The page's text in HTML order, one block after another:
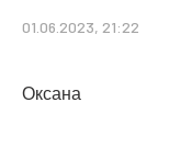
01.06.2023, 21:22
Оксана